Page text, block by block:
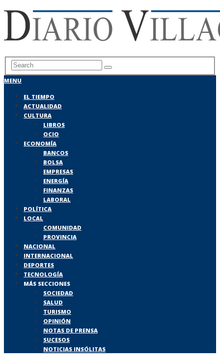
MENU
EL TIEMPO
ACTUALIDAD
CULTURA
LIBROS
OCIO
ECONOMÍA
BANCOS
BOLSA
EMPRESAS
ENERGÍA
FINANZAS
LABORAL
POLÍTICA
LOCAL
COMUNIDAD
PROVINCIA
NACIONAL
INTERNACIONAL
DEPORTES
TECNOLOGÍA
MÁS SECCIONES
SOCIEDAD
SALUD
TURISMO
OPINIÓN
NOTAS DE PRENSA
SUCESOS
NOTICIAS INSÓLITAS